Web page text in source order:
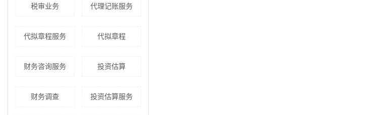
税审业务 代理记账服务
代拟章程服务 代拟章程
财务咨询服务 投资估算
财务调查 投资估算服务